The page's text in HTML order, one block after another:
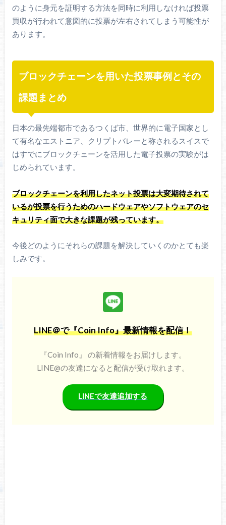
のように身元を証明する方法を同時に利用しなければ投票
買収が行われて意図的に投票が左右されてしまう可能性が
あります。
ブロックチェーンを用いた投票事例とその
課題まとめ
日本の最先端都市であるつくば市、世界的に電子国家とし
て有名なエストニア、クリプトバレーと称されるスイスで
はすでにブロックチェーンを活用した電子投票の実験がは
じめられています。
ブロックチェーンを利用したネット投票は大変期待されて
いるが投票を行うためのハードウェアやソフトウェアのセ
キュリティ面で大きな課題が残っています。
今後どのようにそれらの課題を解決していくのかとても楽
しみです。
LINE＠で『Coin Info』最新情報を配信！
『Coin Info』 の新着情報をお届けします。
LINE@の友達になると配信が受け取れます。
LINEで友達追加する